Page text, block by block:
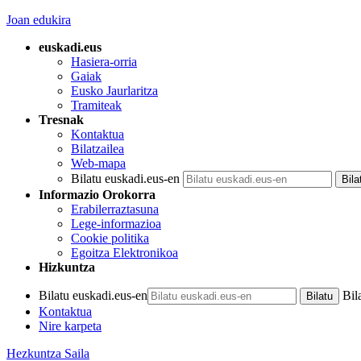
Joan edukira
euskadi.eus
Hasiera-orria
Gaiak
Eusko Jaurlaritza
Tramiteak
Tresnak
Kontaktua
Bilatzailea
Web-mapa
Bilatu euskadi.eus-en
Informazio Orokorra
Erabilerraztasuna
Lege-informazioa
Cookie politika
Egoitza Elektronikoa
Hizkuntza
Bilatu euskadi.eus-en
Kontaktua
Nire karpeta
Hezkuntza Saila